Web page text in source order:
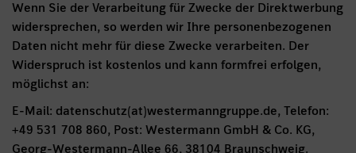
Wenn Sie der Verarbeitung für Zwecke der Direktwerbung
widersprechen, so werden wir Ihre personenbezogenen
Daten nicht mehr für diese Zwecke verarbeiten. Der
Widerspruch ist kostenlos und kann formfrei erfolgen,
möglichst an:
E-Mail: datenschutz(at)westermanngruppe.de, Telefon:
+49 531 708 860, Post: Westermann GmbH & Co. KG,
Georg-Westermann-Allee 66, 38104 Braunschweig.